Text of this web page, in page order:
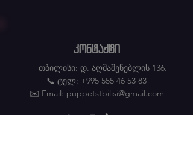
კონტაქტი
თბილისი: დ. აღმაშენებლის 136.
📞 ტელ: +995 555 46 53 83
✉️ Email: puppetstbilisi@gmail.com